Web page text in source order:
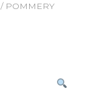
/ POMMERY